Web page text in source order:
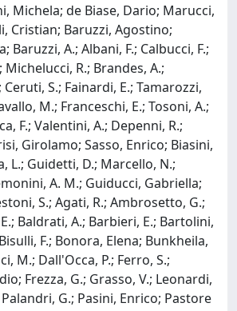
Michela; de Biase, Dario; Marucci,
Cristian; Baruzzi, Agostino;
Baruzzi, A.; Albani, F.; Calbucci, F.;
Michelucci, R.; Brandes, A.;
Ceruti, S.; Fainardi, E.; Tamarozzi,
M.; Franceschi, E.; Tosoni, A.;
F.; Valentini, A.; Depenni, R.;
Girolamo; Sasso, Enrico; Biasini,
L.; Guidetti, D.; Marcello, N.;
A. M.; Guiducci, Gabriella;
S.; Agati, R.; Ambrosetto, G.;
Baldrati, A.; Barbieri, E.; Bartolini,
F.; Bonora, Elena; Bunkheila,
M.; Dall'Occa, P.; Ferro, S.;
Frezza, G.; Grasso, V.; Leonardi,
G.; Pasini, Enrico; Pastore